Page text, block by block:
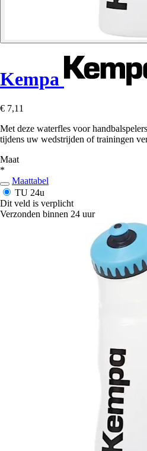
Kempa
€ 7,11
Met deze waterfles voor
tijdens uw wedstrijden of trainingen
Maat
*
Maattabel
TU 24u
Dit veld is verplicht
Verzonden binnen 24 uur